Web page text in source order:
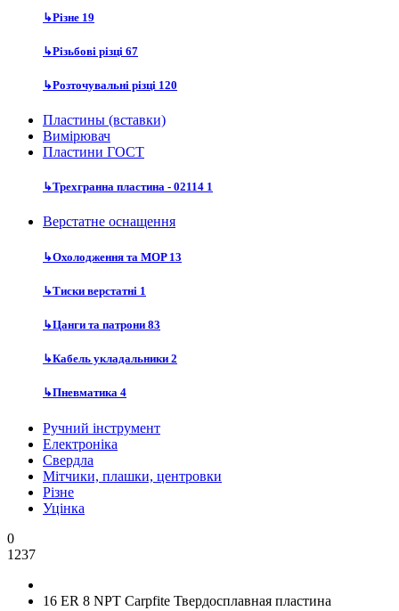
↳Різне 19
↳Різьбові різці 67
↳Розточувальні різці 120
Пластины (вставки)
Вимірювач
Пластини ГОСТ
↳Трехгранна пластина - 02114 1
Верстатне оснащення
↳Охолодження та MOP 13
↳Тиски верстатні 1
↳Цанги та патрони 83
↳Кабель укладальники 2
↳Пневматика 4
Ручний інструмент
Електроніка
Свердла
Мітчики, плашки, центровки
Різне
Уцінка
0
1237
16 ER 8 NPT Carpfite Твердосплавная пластина